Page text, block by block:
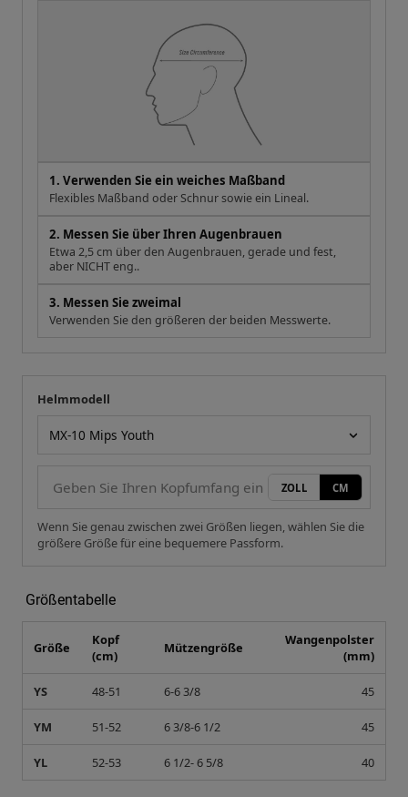
1. Verwenden Sie ein weiches Maßband
Flexibles Maßband oder Schnur sowie ein Lineal.
2. Messen Sie über Ihren Augenbrauen
Etwa 2,5 cm über den Augenbrauen, gerade und fest,
aber NICHT eng..
3. Messen Sie zweimal
Verwenden Sie den größeren der beiden Messwerte.
Ihre Messung
Helmmodell
ZOLL CM
Wenn Sie genau zwischen zwei Größen liegen, wählen Sie die
größere Größe für eine bequemere Passform.
Größentabelle
Größe
Kopf
(cm)
Mützengröße
Wangenpolster
(mm)
YS 48-51 6-6 3/8 45
YM 51-52 6 3/8-6 1/2 45
YL 52-53 6 1/2- 6 5/8 40